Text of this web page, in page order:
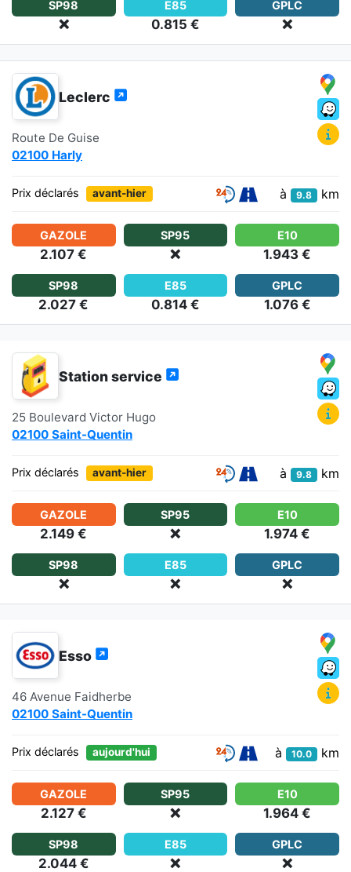
SP98
❌
E85
0.815 €
GPLC
❌
Leclerc
Route De Guise
02100 Harly
Prix déclarés avant-hier à 9.8 km
GAZOLE
2.107 €
SP95
❌
E10
1.943 €
SP98
2.027 €
E85
0.814 €
GPLC
1.076 €
Station service
25 Boulevard Victor Hugo
02100 Saint-Quentin
Prix déclarés avant-hier à 9.8 km
GAZOLE
2.149 €
SP95
❌
E10
1.974 €
SP98
❌
E85
❌
GPLC
❌
Esso
46 Avenue Faidherbe
02100 Saint-Quentin
Prix déclarés aujourd'hui à 10.0 km
GAZOLE
2.127 €
SP95
❌
E10
1.964 €
SP98
2.044 €
E85
❌
GPLC
❌